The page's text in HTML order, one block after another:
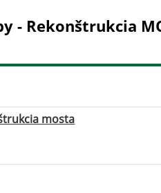
- Rekonštrukcia
mosta